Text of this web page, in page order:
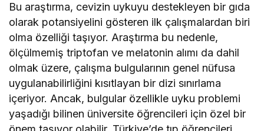
Bu araştırma, cevizin uykuyu destekleyen bir gıda
olarak potansiyelini gösteren ilk çalışmalardan biri
olma özelliği taşıyor. Araştırma bu nedenle,
ölçülmemiş triptofan ve melatonin alımı da dahil
olmak üzere, çalışma bulgularının genel nüfusa
uygulanabilirliğini kısıtlayan bir dizi sınırlama
içeriyor. Ancak, bulgular özellikle uyku problemi
yaşadığı bilinen üniversite öğrencileri için özel bir